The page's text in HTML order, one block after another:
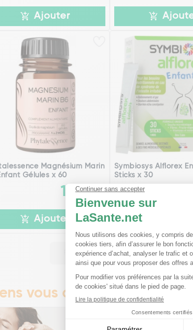
Ajouter
Magnésium Marin
Gélules x 60
10,30€
Ajouter
Symbiosys Alflorex
Sticks x 30
Page précédente 1 2 3
vous conseillent